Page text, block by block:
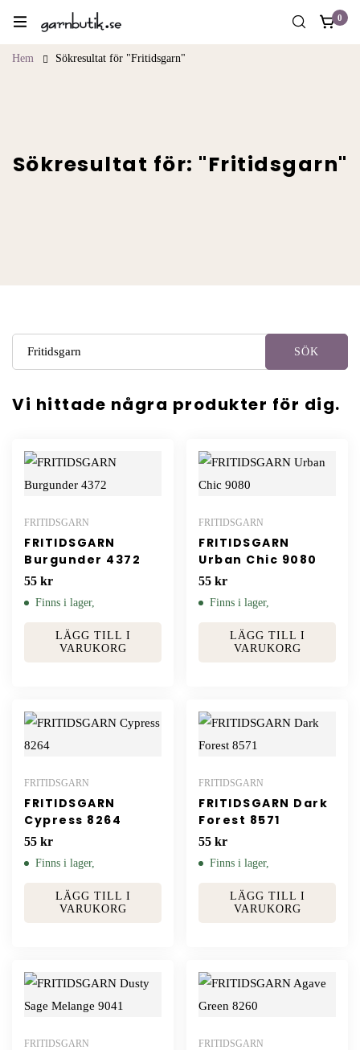
0
Hem Sökresultat för "Fritidsgarn"
Sökresultat för: "Fritidsgarn"
SÖK
Vi hittade några produkter för dig.
FRITIDSGARN
FRITIDSGARN
Burgunder 4372
55 kr
Finns i lager,
LÄGG TILL I
VARUKORG
FRITIDSGARN
FRITIDSGARN
Urban Chic 9080
55 kr
Finns i lager,
LÄGG TILL I
VARUKORG
FRITIDSGARN
FRITIDSGARN
Cypress 8264
55 kr
Finns i lager,
LÄGG TILL I
VARUKORG
FRITIDSGARN
FRITIDSGARN Dark
Forest 8571
55 kr
Finns i lager,
LÄGG TILL I
VARUKORG
FRITIDSGARN FRITIDSGARN